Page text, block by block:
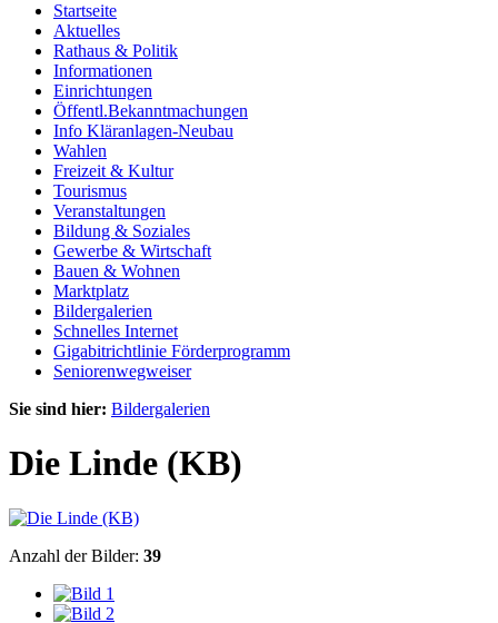
Startseite
Aktuelles
Rathaus & Politik
Informationen
Einrichtungen
Öffentl.Bekanntmachungen
Info Kläranlagen-Neubau
Wahlen
Freizeit & Kultur
Tourismus
Veranstaltungen
Bildung & Soziales
Gewerbe & Wirtschaft
Bauen & Wohnen
Marktplatz
Bildergalerien
Schnelles Internet
Gigabitrichtlinie Förderprogramm
Seniorenwegweiser
Sie sind hier: Bildergalerien
Die Linde (KB)
Anzahl der Bilder: 39